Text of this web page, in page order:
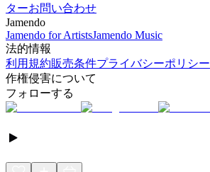
ターお問い合わせ
Jamendo
Jamendo for ArtistsJamendo Music
法的情報
利用規約販売条件プライバシーポリシー
作権侵害について
フォローする